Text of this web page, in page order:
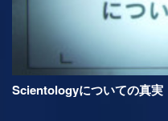
Scientologyについての真実